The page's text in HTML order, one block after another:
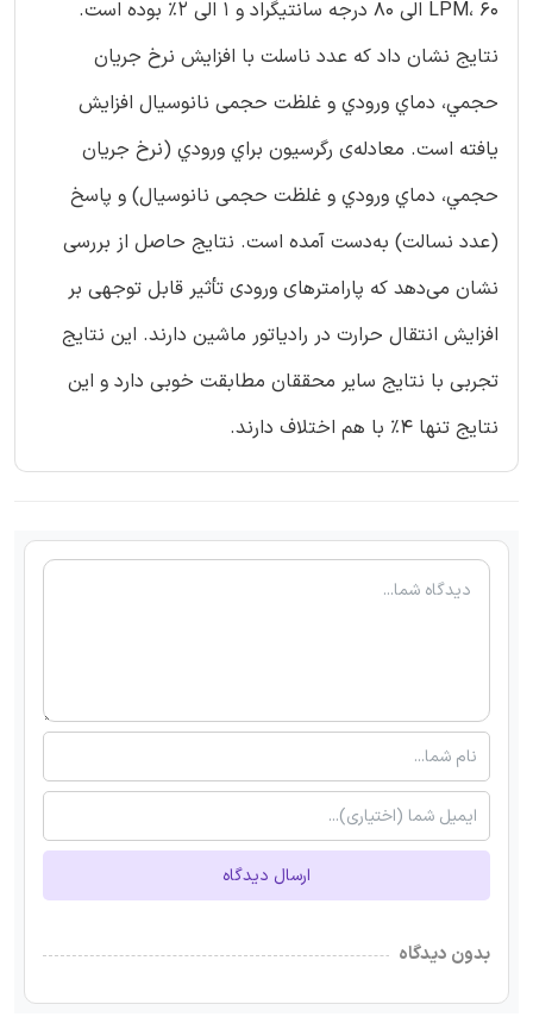
LPM، 60 الی 80 درجه سانتیگراد و 1 الی 2% بوده است.
نتايج نشان داد که عدد ناسلت با افزایش نرخ جريان
حجمي، دماي ورودي و غلظت حجمی نانوسيال افزايش
یافته است. معادله‌ی رگرسيون براي ورودي (نرخ جريان
حجمي، دماي ورودي و غلظت حجمی نانوسيال) و پاسخ
(عدد نسالت) به‌دست آمده است. نتایج حاصل از بررسی
نشان می‌دهد که پارامترهای ورودی تأثیر قابل توجهی بر
افزایش انتقال حرارت در رادیاتور ماشین دارند. این نتایج
تجربی با نتایج سایر محققان مطابقت خوبی دارد و این
نتایج تنها 4% با هم اختلاف دارند.
ارسال دیدگاه
بدون دیدگاه